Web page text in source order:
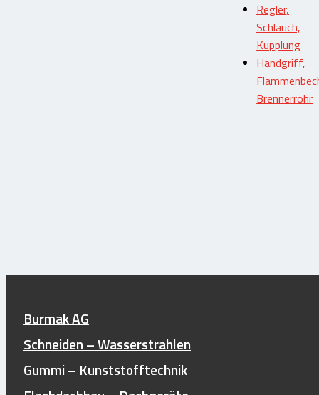
Home Shop Kontakt Mein Konto Aktuell
Suchen
nach:
Regler,
Schlauch,
Kupplung
Handgriff,
Brennerrohr
Burmak AG
Schneiden – Wasserstrahlen
Gummi – Kunststofftechnik